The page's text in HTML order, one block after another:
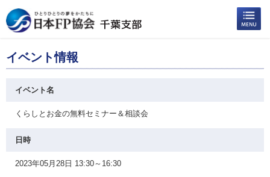
イベント情報
イベント名
くらしとお金の無料セミナー＆相談会
日時
2023年05月28日 13:30～16:30